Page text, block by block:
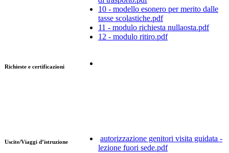
10 - modello esonero per merito dalle
tasse scolastiche.pdf
11 - modulo richiesta nullaosta.pdf
12 - modulo ritiro.pdf
Richieste e certificazioni
Uscite/Viaggi d’istruzione
autorizzazione genitori visita guidata -
lezione fuori sede.pdf